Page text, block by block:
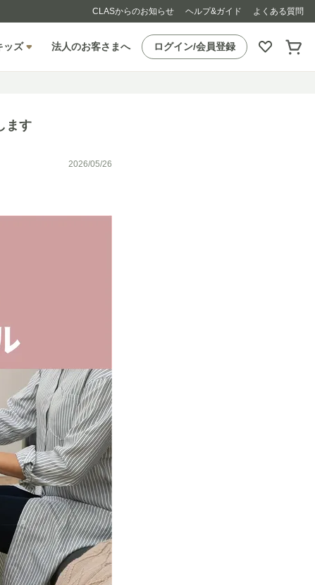
CLASからのお知らせ ヘルプ&ガイド よくある質問
ッズ 法人のお客さまへ ログイン/会員登録
ます
2026/05/26